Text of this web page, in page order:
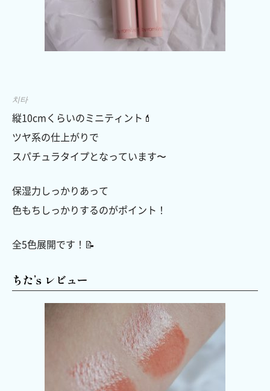
치타
縦10cmくらいのミニティント💄
ツヤ系の仕上がりで
スパチュラタイプとなっています〜
保湿力しっかりあって
色もちしっかりするのがポイント！
全5色展開です！📝
ちた’s レビュー